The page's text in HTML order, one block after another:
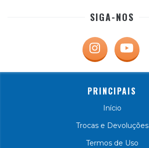
SIGA-NOS
PRINCIPAIS
Início
Trocas e Devoluções
Termos de Uso